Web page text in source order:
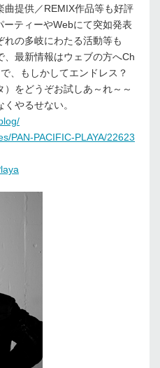
曲提供／REMIX作品等も好評
ティーやWebにて突如発表
れの多岐にわたる活動等も
最新情報はウェブの方へCh
もしかしてエンドレス？
をどうぞお試しあ～れ～～
やるせない。
PAN-PACIFIC-PLAYA/22623